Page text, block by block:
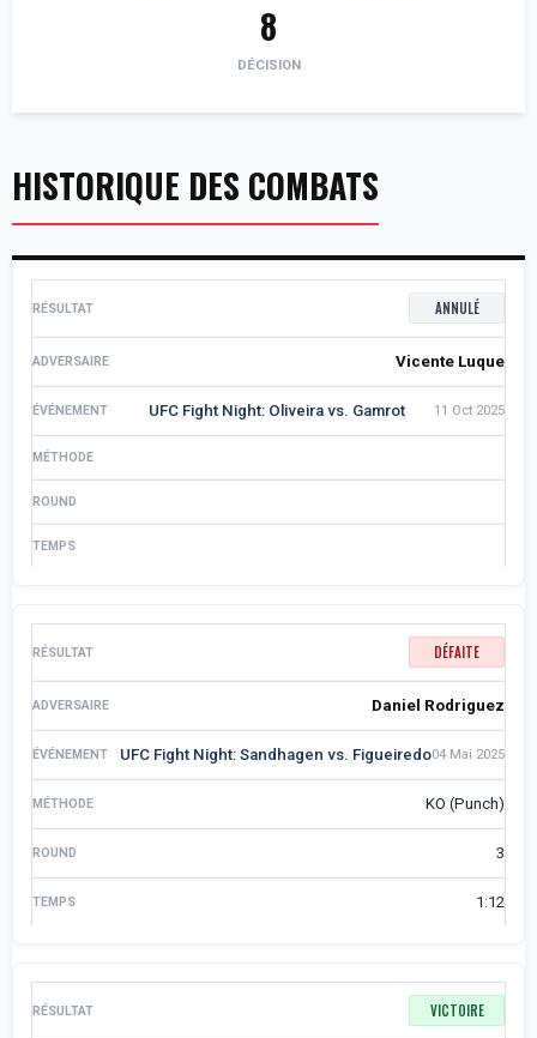
8
DÉCISION
HISTORIQUE DES COMBATS
ANNULÉ
Vicente Luque
UFC Fight Night: Oliveira vs. Gamrot 11 Oct 2025
DÉFAITE
Daniel Rodriguez
UFC Fight Night: Sandhagen vs. Figueiredo04 Mai 2025
KO (Punch)
3
1:12
VICTOIRE